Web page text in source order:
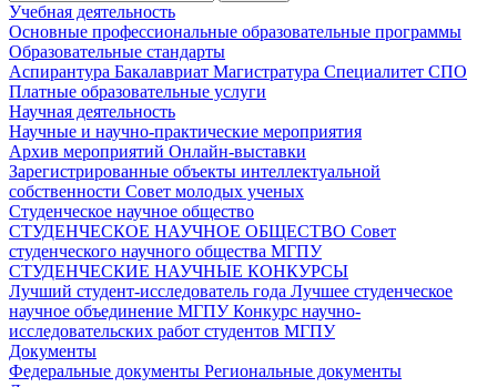
Учебная деятельность
Основные профессиональные образовательные программы
Образовательные стандарты
Аспирантура Бакалавриат Магистратура Специалитет СПО
Платные образовательные услуги
Научная деятельность
Научные и научно-практические мероприятия
Архив мероприятий Онлайн-выставки
Зарегистрированные объекты интеллектуальной
собственности Совет молодых ученых
Студенческое научное общество
СТУДЕНЧЕСКОЕ НАУЧНОЕ ОБЩЕСТВО Совет
студенческого научного общества МГПУ
СТУДЕНЧЕСКИЕ НАУЧНЫЕ КОНКУРСЫ
Лучший студент-исследователь года Лучшее студенческое
научное объединение МГПУКонкурс научно-
исследовательских работ студентов МГПУ
Документы
Федеральные документы Региональные документы